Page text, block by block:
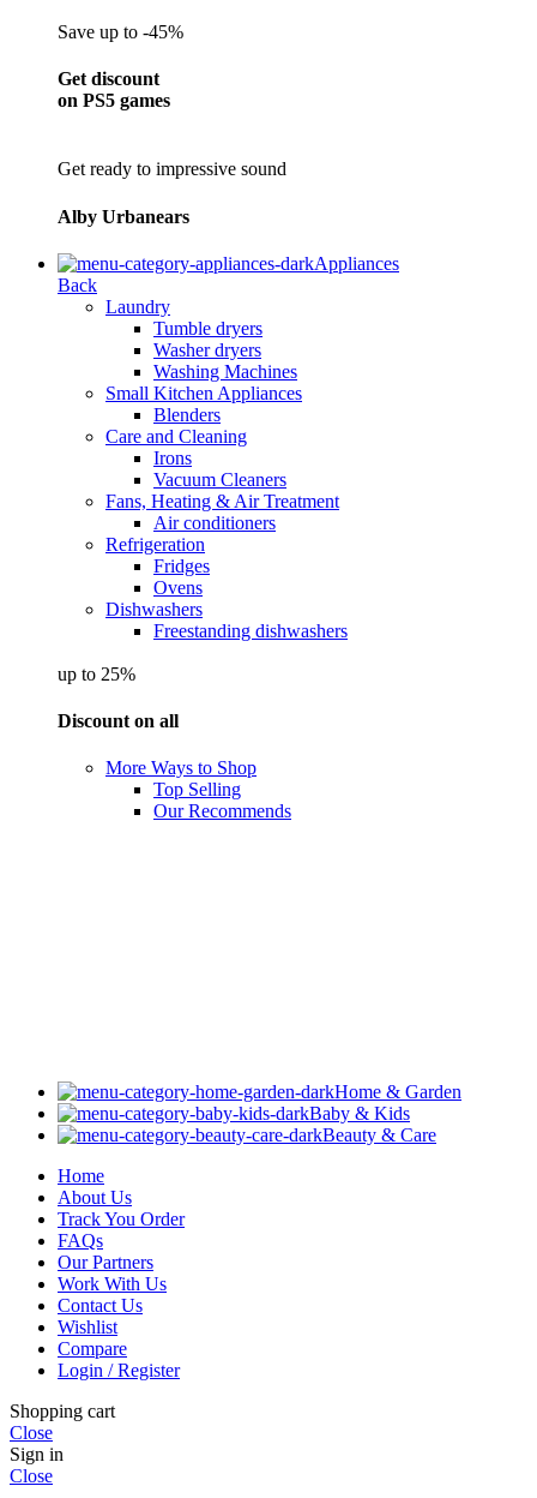
Save up to -45%
Get discount
on PS5 games
Get ready to impressive sound
Alby Urbanears
Appliances
Back
Laundry
Tumble dryers
Washer dryers
Washing Machines
Small Kitchen Appliances
Blenders
Care and Cleaning
Irons
Vacuum Cleaners
Fans, Heating & Air Treatment
Air conditioners
Refrigeration
Fridges
Ovens
Dishwashers
Freestanding dishwashers
up to 25%
Discount on all
More Ways to Shop
Top Selling
Our Recommends
Home & Garden
Baby & Kids
Beauty & Care
Home
About Us
Track You Order
FAQs
Our Partners
Work With Us
Contact Us
Wishlist
Compare
Login / Register
Shopping cart
Close
Sign in
Close